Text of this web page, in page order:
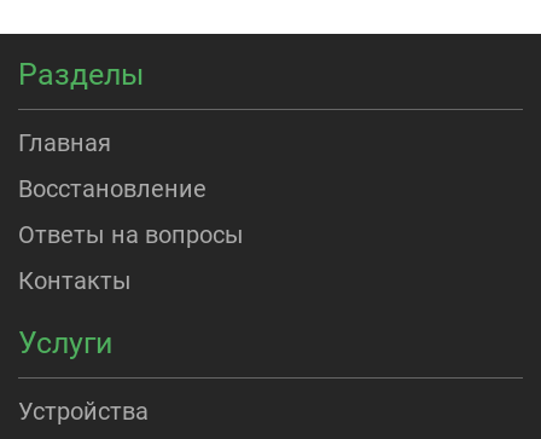
Разделы
Главная
Восстановление
Ответы на вопросы
Контакты
Услуги
Устройства